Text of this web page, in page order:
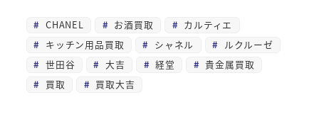
CHANEL お酒買取
カルティエ
キッチン用品買取
シャネル
ルクルーゼ
世田谷
大吉 経堂
貴金属買取
買取
買取大吉